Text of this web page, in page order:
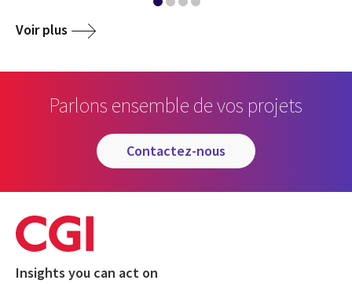
Voir plus
Parlons ensemble de vos projets
contactez-nous
Insights you can act on